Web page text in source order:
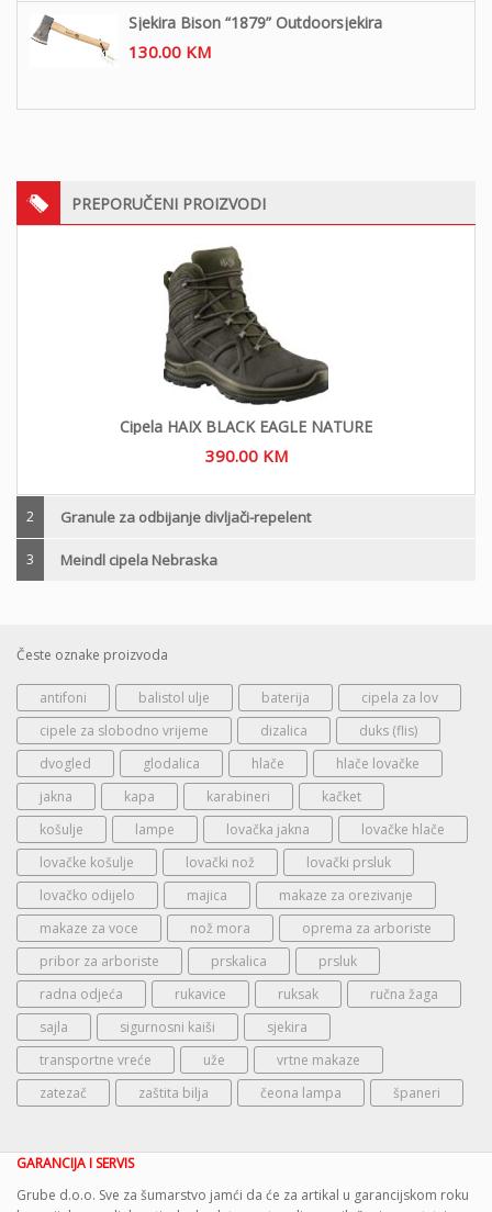
Sjekira Bison “1879” Outdoorsjekira
130.00 KM
PREPORUČENI PROIZVODI
Cipela HAIX BLACK EAGLE NATURE
390.00 KM
2 Granule za odbijanje divljači-repelent
3 Meindl cipela Nebraska
Česte oznake proizvoda
antifoni balistol ulje baterija
cipela za lov
cipele za slobodno vrijeme
dizalica
duks (flis)
dvogled
glodalica hlače
hlače lovačke
jakna
kapa karabineri
kačket
košulje
lampe lovačka jakna
lovačke hlače
lovačke košulje
lovački nož
lovački prsluk
lovačko odijelo
majica
makaze za orezivanje
makaze za voce
nož mora
oprema za arboriste
pribor za arboriste
prskalica
prsluk
radna odjeća
rukavice ruksak
ručna žaga
sajla
sigurnosni kaiši
sjekira
transportne vreće
uže
vrtne makaze
zatezač
zaštita bilja čeona lampa španeri
GARANCIJA I SERVIS
Grube d.o.o. Sve za šumarstvo jamći da će za artikal u garancijskom roku